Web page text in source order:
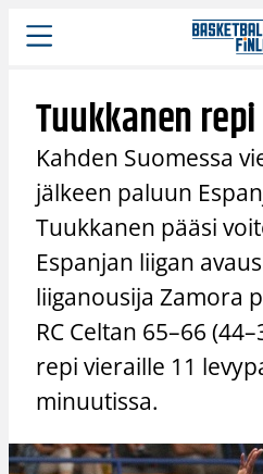
Siirry
sisältöön
Tuukkanen
Kahden Suomessa
jälkeen paluun
Tuukkanen pääsi
Espanjan liigan
liiganousija Zamora
RC Celtan 65–66
repi vieraille 11
minuutissa.